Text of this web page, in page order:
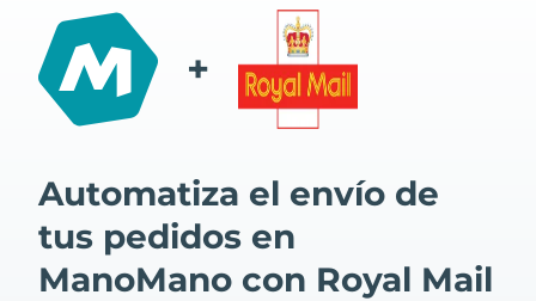
+
Automatiza el envío de
tus pedidos en
ManoMano con Royal Mail